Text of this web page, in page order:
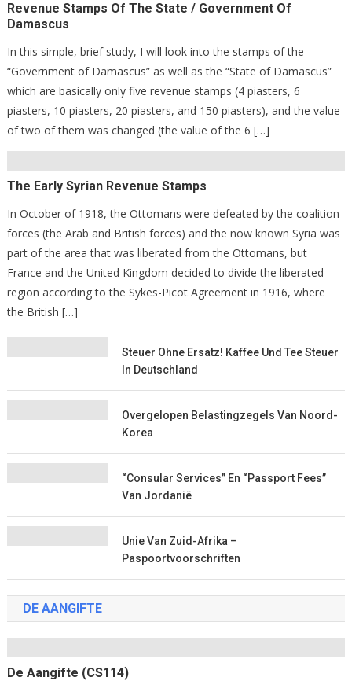
Revenue Stamps Of The State / Government Of
Damascus
In this simple, brief study, I will look into the stamps of the
“Government of Damascus” as well as the “State of Damascus”
which are basically only five revenue stamps (4 piasters, 6
piasters, 10 piasters, 20 piasters, and 150 piasters), and the value
of two of them was changed (the value of the 6 […]
The Early Syrian Revenue Stamps
In October of 1918, the Ottomans were defeated by the coalition
forces (the Arab and British forces) and the now known Syria was
part of the area that was liberated from the Ottomans, but
France and the United Kingdom decided to divide the liberated
region according to the Sykes-Picot Agreement in 1916, where
the British […]
Steuer Ohne Ersatz! Kaffee Und Tee Steuer
In Deutschland
Overgelopen Belastingzegels Van Noord-
Korea
“Consular Services” En “Passport Fees”
Van Jordanië
Unie Van Zuid-Afrika –
Paspoortvoorschriften
DE AANGIFTE
De Aangifte (CS114)